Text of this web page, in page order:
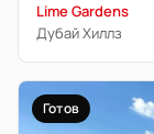
Lime Gardens
Дубай Хиллз
Готов